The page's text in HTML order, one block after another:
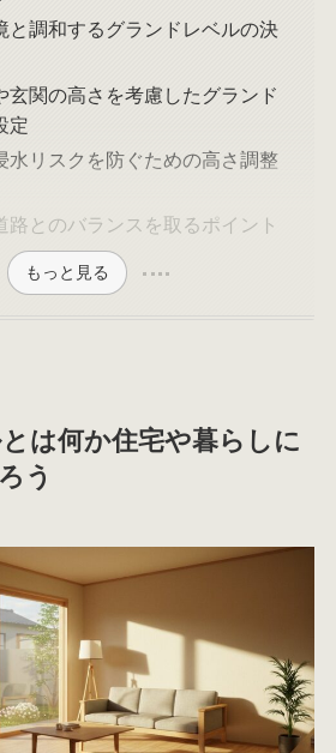
と調和するグランドレベルの決
玄関の高さを考慮したグランド
定
水リスクを防ぐための高さ調整
路とのバランスを取るポイント
もっと見る
は何か住宅や暮らしに
う